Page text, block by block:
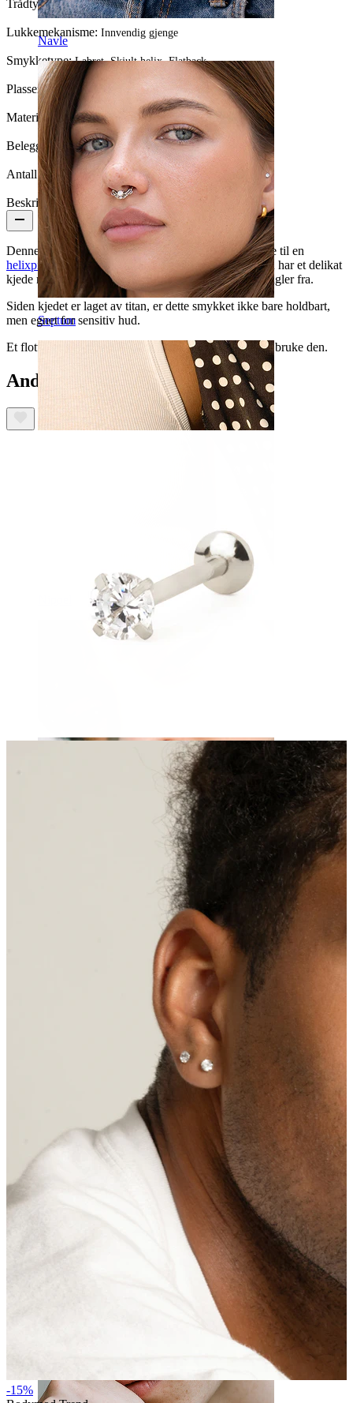
Navle
Septum
Tunge
Trådtykkelse:1,2 mm
Lukkemekanisme: Innvendig gjenge
Smykketype:Labret, Skjult helix, Flatback
Plassering: Helix, Conch, Forward helix
Materiale: Titan
Beleggtype: PVD-belegg
Antall enheter:
Beskrivelse
Denne labreten har en buet bar som passer fint å bruke til en
helixpiercingen
, og vil også ta seg ut i øreflippen. Den har et delikat
kjede med et feste på hver sin side der selve kjedet dingler fra.
Siden kjedet er laget av titan, er dette smykket ikke bare holdbart,
men egnet for sensitiv hud.
Et flott tilbehør til samlingen din hvor enn du velger å bruke den.
Andre har også kjøpt
-15%